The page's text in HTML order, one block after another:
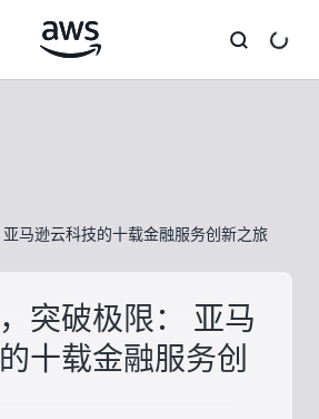
马逊云科技的十载金融服务创新之旅
突破极限： 亚马
十载金融服务创